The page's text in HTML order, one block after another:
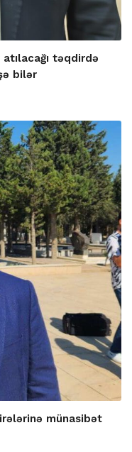
təqdirdə
bilər
münasibət